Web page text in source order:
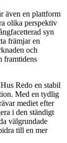
även en plattform
olika perspektiv
syn
främjar en
och
framtidens
Redo en stabil
Med en tydlig
mediet efter
i den ständigt
välgrundade
till en mer